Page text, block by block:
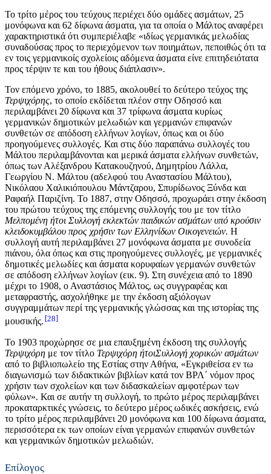
Το τρίτο μέρος του τεύχους περιέχει δύο ομάδες ασμάτων, 25
μονόφωνα και 62 δίφωνα άσματα, για τα οποία ο Μάλτος αναφέρει
χαρακτηριστικά ότι συμπεριέλαβε «ιδίως γερμανικάς μελωδίας
συναδούσας προς το περιεχόμενον των ποιημάτων, πεποιθώς ότι τα
εν τοις γερμανικοίς σχολείοις αδόμενα άσματα είνε επιτηδειότατα
προς τέρψιν τε και του ήθους διάπλασιν».
Τον επόμενο χρόνο, το 1885, ακολουθεί το δεύτερο τεύχος της
Τερψιχόρης, το οποίο εκδίδεται πλέον στην Οδησσό και
περιλαμβάνει 20 δίφωνα και 37 τρίφωνα άσματα κυρίως
γερμανικών δημοτικών μελωδιών και γερμανών επιφανών
συνθετών σε απόδοση ελλήνων λογίων, όπως και οι δύο
προηγούμενες συλλογές. Και στις δύο παραπάνω συλλογές του
Μάλτου περιλαμβάνονται και μερικά άσματα ελλήνων συνθετών,
όπως των Αλέξανδρου Κατακουζηνού, Δημητρίου Λάλλα,
Γεωργίου Ν. Μάλτου (αδελφού του Αναστασίου Μάλτου),
Νικόλαου Χαλικιόπουλου Μάντζαρου, Σπυρίδωνος Ξύνδα και
Ραφαήλ Παριζίνη. Το 1887, στην Οδησσό, προχωράει στην έκδοση
του πρώτου τεύχους της επόμενης συλλογής του με τον τίτλο
Μελπομένη ήτοι Συλλογή εκλεκτών παιδικών ασμάτων υπό κρούσιν
κλειδοκυμβάλου προς χρήσιν των Ελληνίδων Οικογενειών. Η
συλλογή αυτή περιλαμβάνει 27 μονόφωνα άσματα με συνοδεία
πιάνου, όλα όπως και στις προηγούμενες συλλογές, με γερμανικές
δημοτικές μελωδίες και άσματα κορυφαίων γερμανών συνθετών
σε απόδοση ελλήνων λογίων (εικ. 9). Στη συνέχεια από το 1890
μέχρι το 1908, ο Αναστάσιος Μάλτος, ως συγγραφέας και
μεταφραστής, ασχολήθηκε με την έκδοση αξιόλογων
συγγραμμάτων περί της γερμανικής γλώσσας και της ιστορίας της
μουσικής. 28
Το 1903 προχώρησε σε μια επαυξημένη έκδοση της συλλογής
Τερψιχόρη με τον τίτλο Τερψιχόρη ήτοιΣυλλογή χορικών ασμάτων
από το βιβλιοπωλείο της Εστίας στην Αθήνα, «Εγκριθείσα εν τω
διαγωνισμώ των διδακτικών βιβλίων κατά τον ΒΡΛ΄ νόμον προς
χρήσιν των σχολείων και των διδασκαλείων αμφοτέρων των
φύλων». Και σε αυτήν τη συλλογή, το πρώτο μέρος περιλαμβάνει
προκαταρκτικές γνώσεις, το δεύτερο μέρος ωδικές ασκήσεις, ενώ
το τρίτο μέρος περιλαμβάνει 20 μονόφωνα και 100 δίφωνα άσματα,
περισσότερα εκ των οποίων είναι γερμανών επιφανών συνθετών
και γερμανικών δημοτικών μελωδιών.
Επίλογος